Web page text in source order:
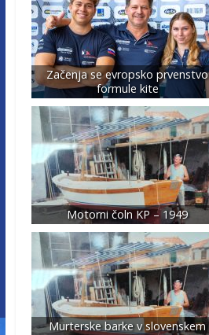
Začenja se evropsko prvenstvo
formule kite
Motorni čoln KP – 1949
Murterske barke v slovenskem